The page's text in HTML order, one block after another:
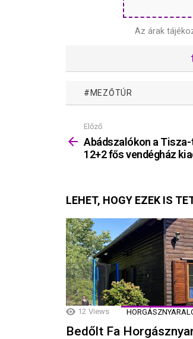
Az árak
MEZŐTÚR
Mutass
többet
Előző
Abádszalókon a
12+2 fős vendégház
LEHET, HOGY EZEK IS
12 Views
Bedőlt Fa